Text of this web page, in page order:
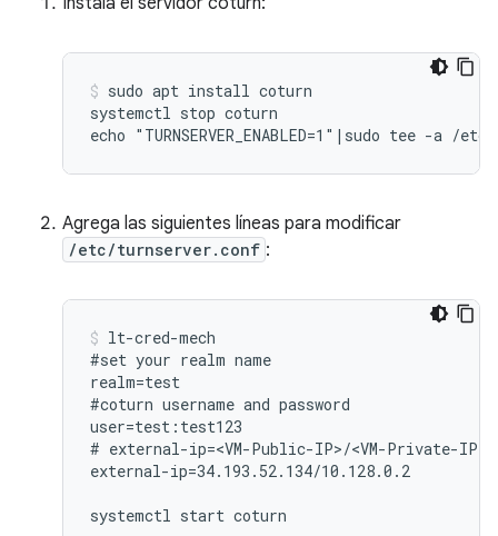
sudo apt install coturn
systemctl stop coturn
Agrega las siguientes líneas para modificar
/etc/turnserver.conf :
lt-cred-mech
#set your realm name
realm=test
#coturn username and password
user=test:test123
# external-ip=<VM-Public-IP>/<VM-Private-IP>
external-ip=34.193.52.134/10.128.0.2